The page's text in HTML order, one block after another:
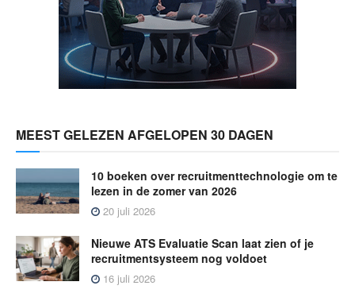
MEEST GELEZEN AFGELOPEN 30 DAGEN
10 boeken over recruitmenttechnologie om te
lezen in de zomer van 2026
20 juli 2026
Nieuwe ATS Evaluatie Scan laat zien of je
recruitmentsysteem nog voldoet
16 juli 2026